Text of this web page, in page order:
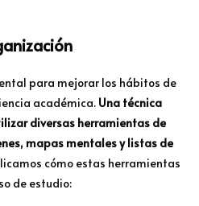
para mejorar los hábitos de
académica. Una técnica
diversas herramientas de
mapas mentales y listas de
cómo estas herramientas
de estudio: